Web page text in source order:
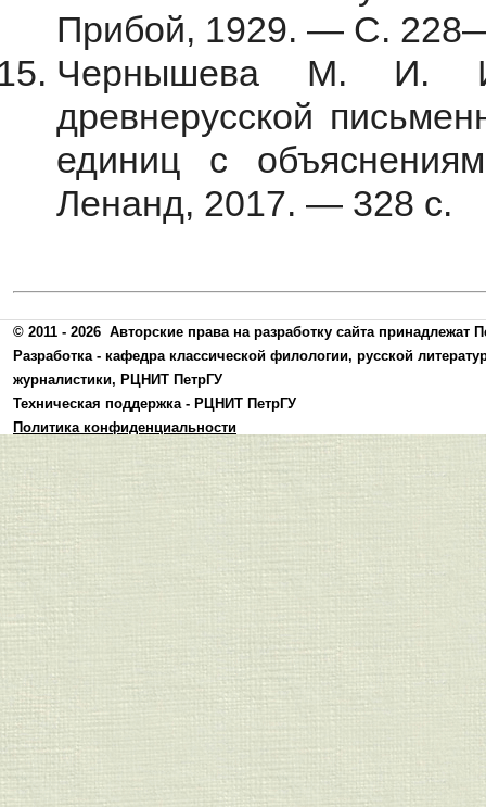
Прибой, 1929. — С.
Чернышева М. И.
древнерусской
единиц с
Ленанд, 2017. — 328 с.
© 2011 - 2026 Авторские права на разработку сайта принадлежат
Разработка - кафедра классической филологии, русской
журналистики, РЦНИТ ПетрГУ
Техническая поддержка - РЦНИТ ПетрГУ
Политика конфиденциальности